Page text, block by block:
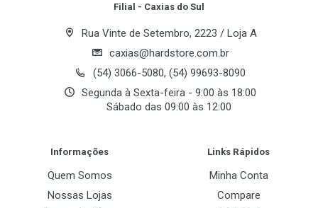
Botão Reset
2 Leds Liga/HD
Materia Prima
Chapa de aço galvanizado
Filial - Caxias do Sul
Rua Vinte de Setembro, 2223 / Loja A
caxias@hardstore.com.br
(54) 3066-5080, (54) 99693-8090
Segunda à Sexta-feira - 9:00 às 18:00
Sábado das 09:00 às 12:00
Informações
Quem Somos
Nossas Lojas
Links Rápidos
Minha Conta
Compare